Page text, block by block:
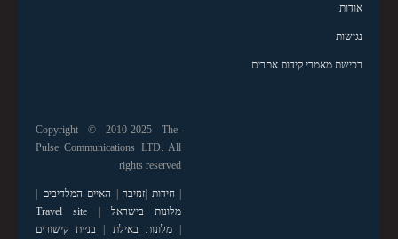
אודות
נגישות
רכישת מאמרי קידום אתרים
Copyright © 2010-2025 The-
Pulse Communications LTD. All
rights reserved
|חידות |זנזיבר | האיים המלדיבים |
מלונות בישראל |
Travel site
|מלונות באילת | בניית קישורים